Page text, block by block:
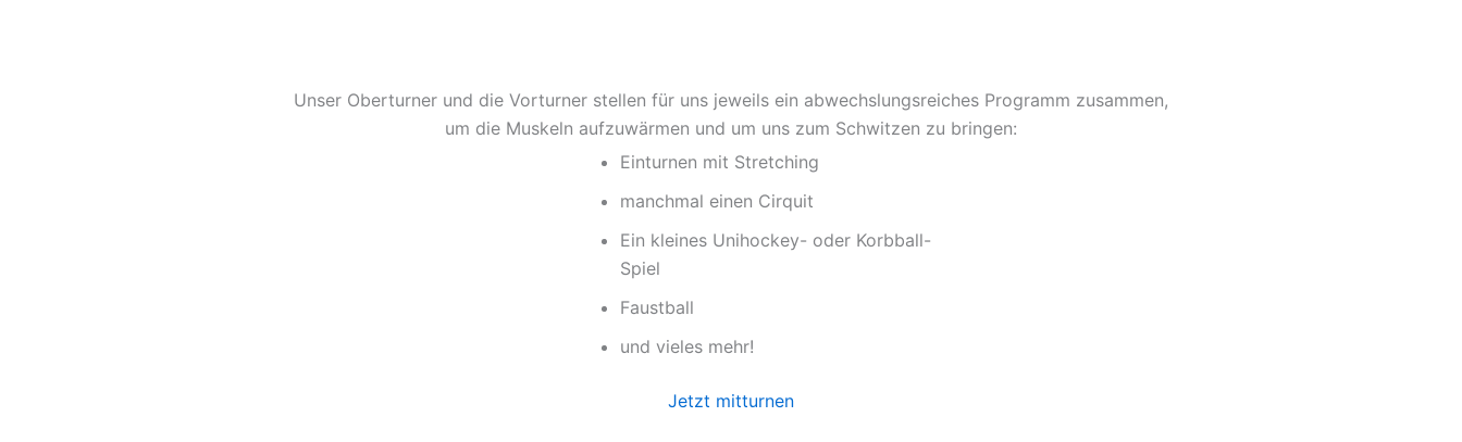
Unser Oberturner und die Vorturner stellen für uns jeweils ein abwechslungsreiches Programm zusammen,
um die Muskeln aufzuwärmen und um uns zum Schwitzen zu bringen:
Einturnen mit Stretching
manchmal einen Cirquit
Ein kleines Unihockey- oder Korbball-
Spiel
Faustball
und vieles mehr!
Jetzt mitturnen